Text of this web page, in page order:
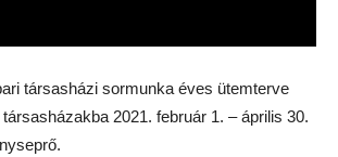
társasházi sormunka éves ütemterve
2021. február 1. – április 30.